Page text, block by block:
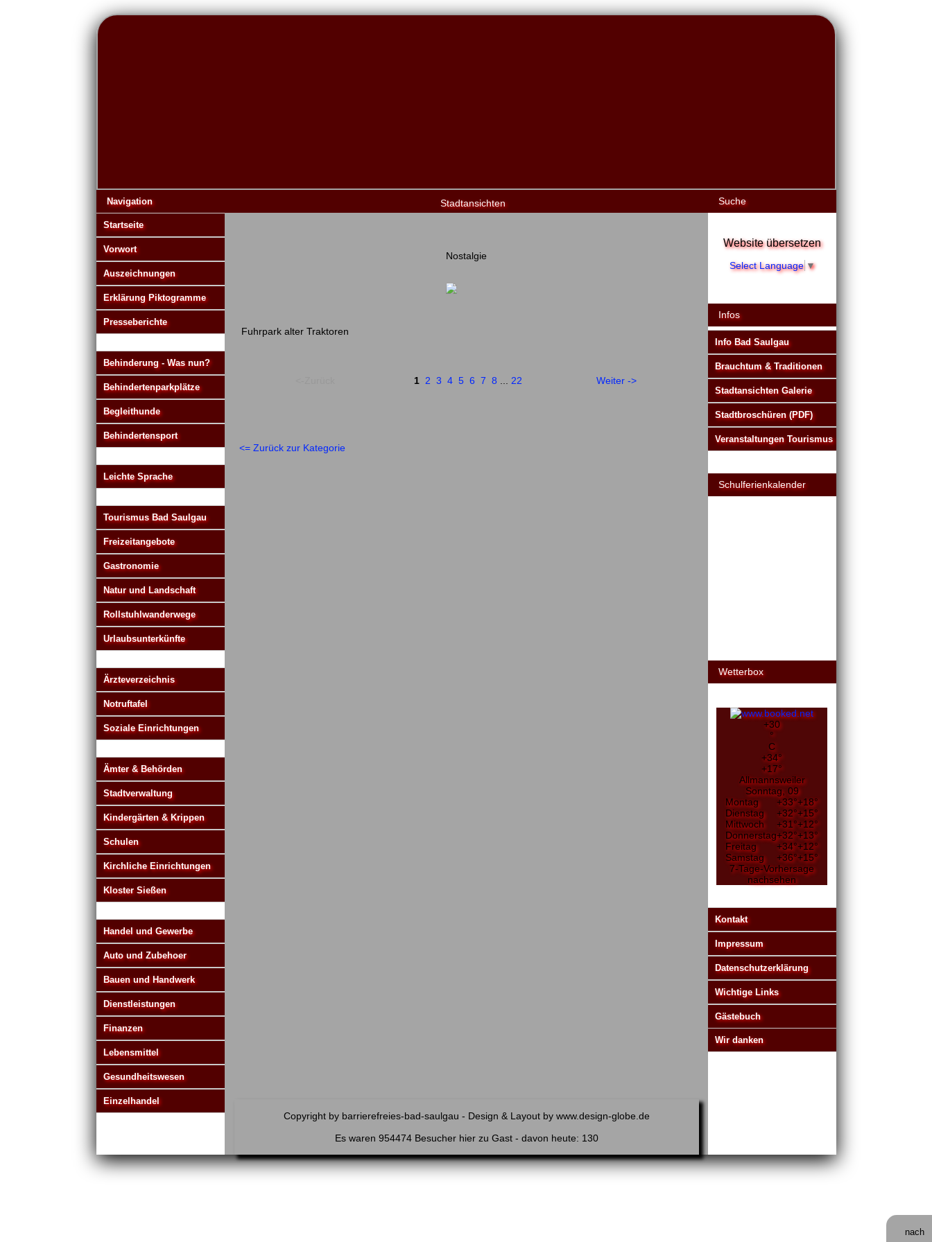
Navigation
Startseite
Vorwort
Auszeichnungen
Erklärung Piktogramme
Presseberichte
Behinderung - Was nun?
Behindertenparkplätze
Begleithunde
Behindertensport
Leichte Sprache
Tourismus Bad Saulgau
Freizeitangebote
Gastronomie
Natur und Landschaft
Rollstuhlwanderwege
Urlaubsunterkünfte
Ärzteverzeichnis
Notruftafel
Soziale Einrichtungen
Ämter & Behörden
Stadtverwaltung
Kindergärten & Krippen
Schulen
Kirchliche Einrichtungen
Kloster Sießen
Handel und Gewerbe
Auto und Zubehoer
Bauen und Handwerk
Dienstleistungen
Finanzen
Lebensmittel
Gesundheitswesen
Einzelhandel
Stadtansichten
Nostalgie
Fuhrpark alter Traktoren
1 2 3 4 5 6 7 8 22 Weiter ->
<= Zurück zur Kategorie
Copyright by barrierefreies-bad-saulgau - Design & Layout bywww.design-globe.de
Es waren 954474 Besucher hier zu Gast - davon heute: 130
nach
Suche
Website übersetzen
Select Language▼
Infos
Info Bad Saulgau
Brauchtum & Traditionen
Stadtansichten Galerie
Stadtbroschüren (PDF)
Veranstaltungen Tourismus
Schulferienkalender
Wetterbox
+30
°
C
+34°
+17°
Allmannsweiler
Sonntag, 09
Montag
+33°+18°
Dienstag
+32°+15°
Mittwoch
+31°+12°
Donnerstag+32°+13°
Freitag
+34°+12°
Samstag
+36°+15°
7-Tage-Vorhersage
nachsehen
Kontakt
Impressum
Datenschutzerklärung
Wichtige Links
Gästebuch
Wir danken